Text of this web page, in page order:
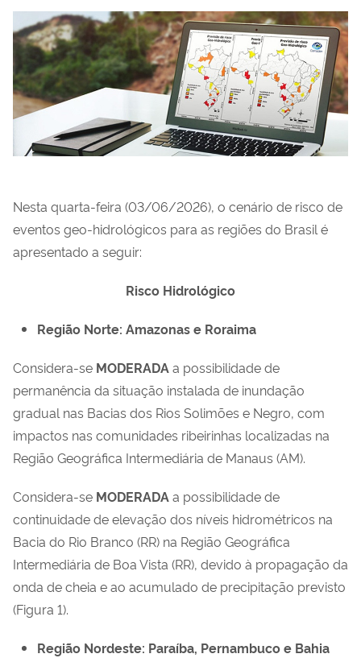
Nesta quarta-feira (03/06/2026), o cenário de risco de
eventos geo-hidrológicos para as regiões do Brasil é
apresentado a seguir:
Risco Hidrológico
Região Norte: Amazonas e Roraima
Considera-se MODERADAa possibilidade de
permanência da situação instalada de inundação
gradual nas Bacias dos Rios Solimões e Negro, com
impactos nas comunidades ribeirinhas localizadas na
Região Geográfica Intermediária de Manaus (AM).
Considera-se MODERADAa possibilidade de
continuidade de elevação dos níveis hidrométricos na
Bacia do Rio Branco (RR) na Região Geográfica
Intermediária de Boa Vista (RR), devido à propagação da
onda de cheia e ao acumulado de precipitação previsto
(Figura 1).
Região Nordeste: Paraíba, Pernambuco e Bahia